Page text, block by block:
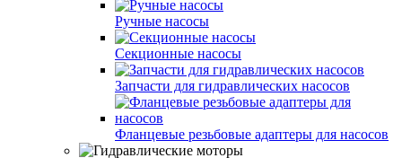
Ручные насосы
Секционные насосы
Запчасти для гидравлических насосов
Фланцевые резьбовые адаптеры для насосов